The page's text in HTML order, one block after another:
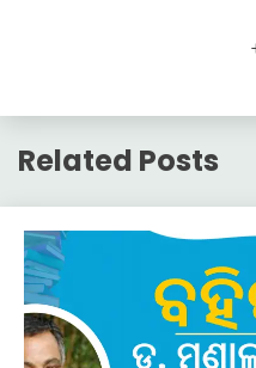
Related Posts